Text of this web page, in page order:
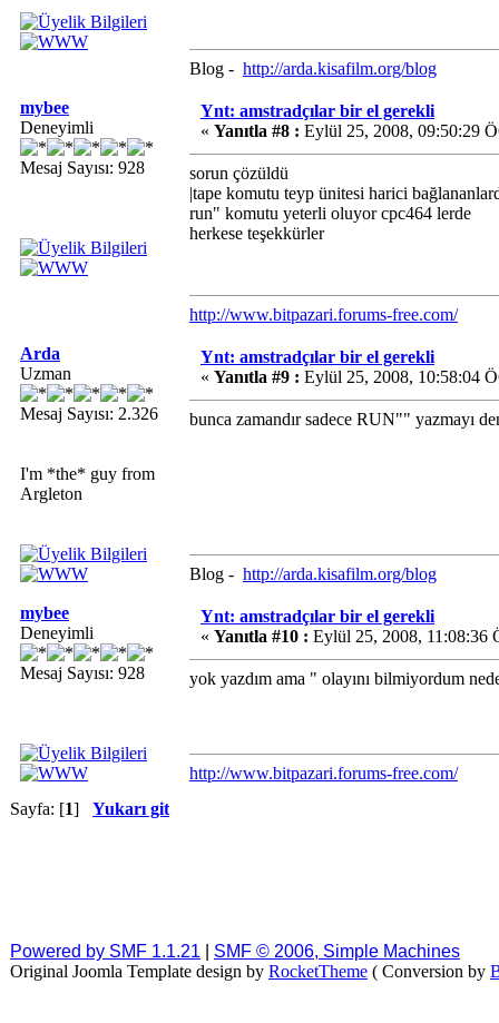
Blog - http://arda.kisafilm.org/blog
mybee
Deneyimli
Mesaj Sayısı: 928
Ynt: amstradçılar bir el gerekli
« Yanıtla #8 : Eylül 25, 2008, 09:50:29
sorun çözüldü
|tape komutu teyp ünitesi harici
run" komutu yeterli oluyor cpc464 lerde
herkese teşekkürler
http://www.bitpazari.forums-free.com/
Arda
Uzman
Mesaj Sayısı: 2.326
I'm *the* guy from
Argleton
Ynt: amstradçılar bir el gerekli
« Yanıtla #9 : Eylül 25, 2008, 10:58:04
bunca zamandır sadece RUN"" yazmayı
Blog - http://arda.kisafilm.org/blog
mybee
Deneyimli
Mesaj Sayısı: 928
Ynt: amstradçılar bir el gerekli
« Yanıtla #10 : Eylül 25, 2008, 11:08:36
yok yazdım ama " olayını bilmiyordum
http://www.bitpazari.forums-free.com/
Sayfa: [1] Yukarı git
Powered by SMF 1.1.21
SMF © 2006, Simple Machines
Original Joomla Template design by RocketTheme ( Conversion by